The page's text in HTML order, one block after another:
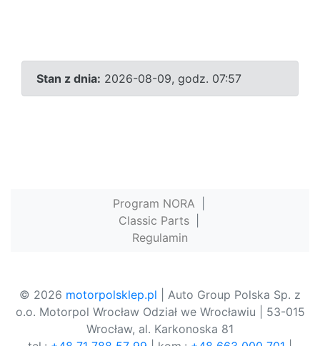
Stan z dnia: 2026-08-09, godz. 07:57
Program NORA
Classic Parts
Regulamin
© 2026 motorpolsklep.pl | Auto Group Polska Sp. z
o.o. Motorpol Wrocław Odział we Wrocławiu | 53-015
Wrocław, al. Karkonoska 81